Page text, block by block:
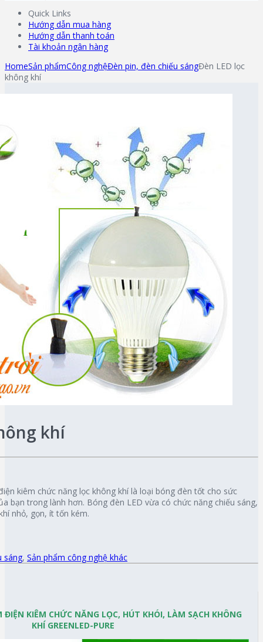
Quick Links
Hướng dẫn mua hàng
Hướng dẫn thanh toán
Tài khoản ngân hàng
HomeSản phẩmCông nghệĐèn pin, đèn chiếu sángĐèn LED lọc
không khí
khí
kiêm chức năng lọc không khí là loại bóng đèn tốt cho sức
bạn trong lành hơn. Bóng đèn LED vừa có chức năng chiếu sáng,
nhỏ, gọn, ít tốn kém.
sáng, Sản phẩm công nghệ khác
ĐIỆN KIÊM CHỨC NĂNG LỌC, HÚT KHÓI, LÀM SẠCH KHÔNG
KHÍ GREENLED-PURE